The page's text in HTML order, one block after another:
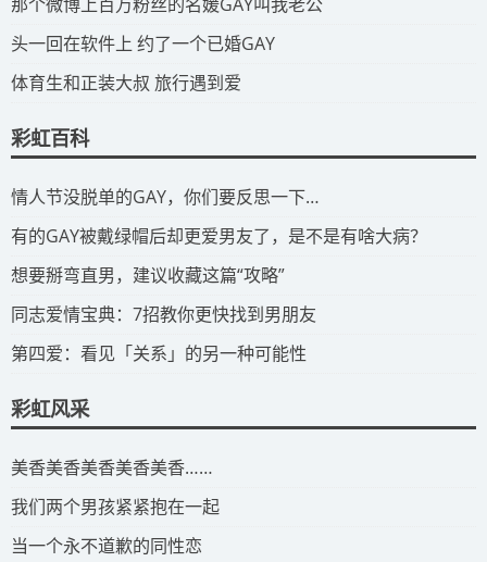
​头一回在软件上 约了一个已婚GAY
​体育生和正装大叔 旅行遇到爱
彩虹百科
​情人节没脱单的GAY，你们要反思一下…
​有的GAY被戴绿帽后却更爱男友了，是不是有啥大病？
​想要掰弯直男，建议收藏这篇“攻略”
​同志爱情宝典：7招教你更快找到男朋友
​第四爱：看见「关系」的另一种可能性
彩虹风采
​美香美香美香美香美香……
我们两个男孩紧紧抱在一起
当一个永不道歉的同性恋